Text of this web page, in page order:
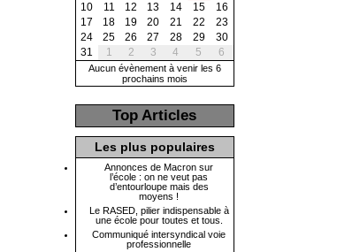
10
11 12 13 14 15
16
17
18 19 20 21 22
23
24
25 26 27 28 29
30
31
1 2 3 4 5 6
Aucun évènement à venir les 6
prochains mois
Top Articles
Les plus populaires
Annonces de Macron sur
l’école : on ne veut pas
d’entourloupe mais des
moyens !
Le RASED, pilier indispensable à
une école pour toutes et tous.
Communiqué intersyndical voie
professionnelle